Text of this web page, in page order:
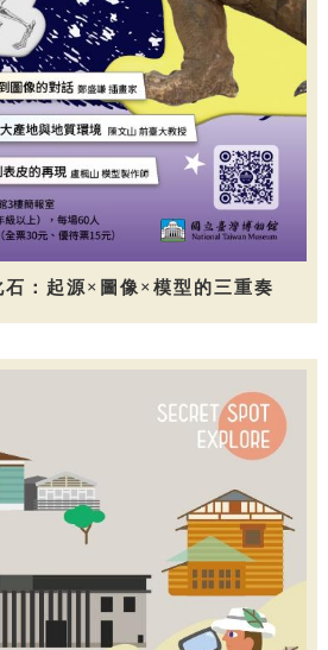
石：起源×圖像×模型的三重奏